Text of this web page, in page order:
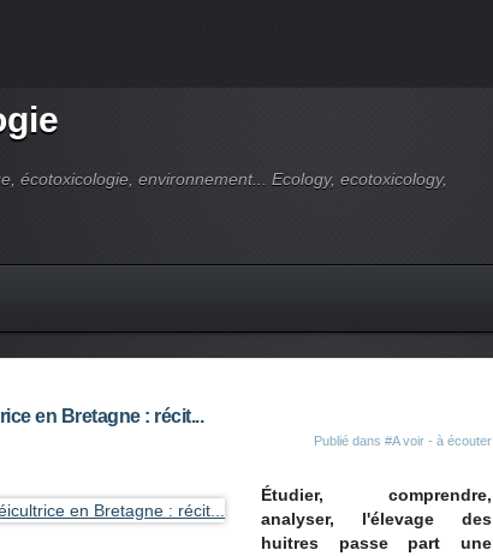
écotoxicologie, environnement... Ecology, ecotoxicology,
en Bretagne : récit...
Publié dans #A voir - à écouter
Étudier, comprendre,
analyser, l'élevage des
huitres passe part une